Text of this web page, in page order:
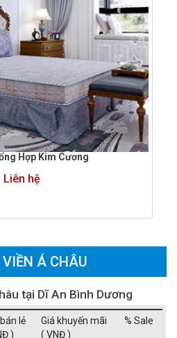
Hợp Kim Cương
Liên hệ
Á CHÂU
tại Dĩ An Bình Dương
lẻ
)
Giá khuyến mãi
( VNĐ )
% Sale